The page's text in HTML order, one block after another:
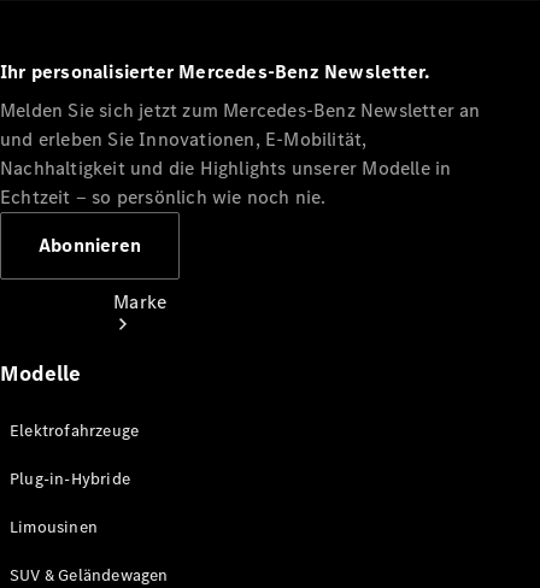
Marke
Ihr personalisierter Mercedes-Benz Newsletter.
Melden Sie sich jetzt zum Mercedes-Benz Newsletter an
und erleben Sie Innovationen, E-Mobilität,
Nachhaltigkeit und die Highlights unserer Modelle in
Echtzeit ‒ so persönlich wie noch nie.
Abonnieren
Modelle
Elektrofahrzeuge
Plug-in-Hybride
Limousinen
SUV & Geländewagen